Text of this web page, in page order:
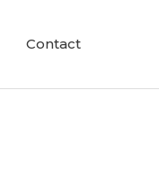
Contact